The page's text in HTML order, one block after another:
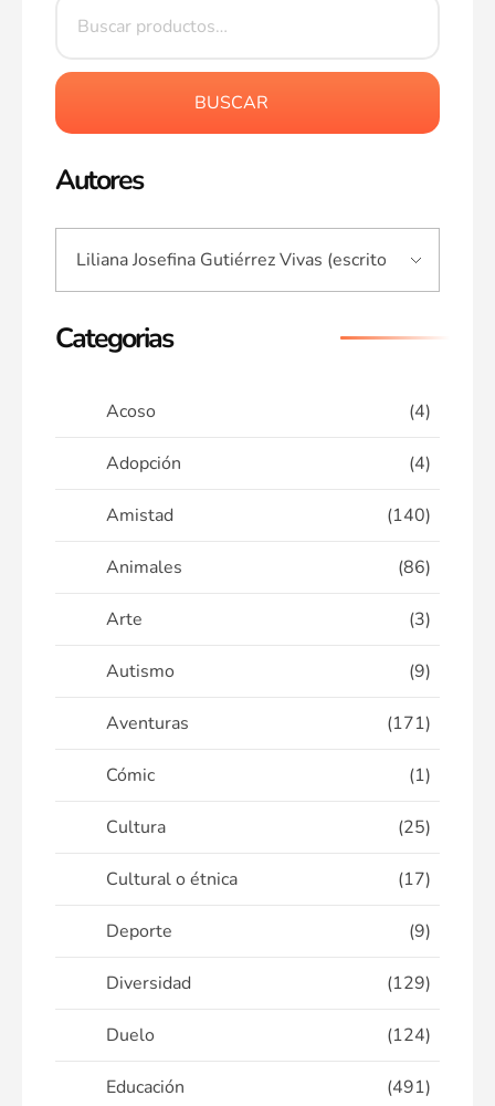
BUSCAR
Autores
Categorias
Acoso (4)
Adopción (4)
Amistad (140)
Animales (86)
Arte (3)
Autismo (9)
Aventuras (171)
Cómic (1)
Cultura (25)
Cultural o étnica (17)
Deporte (9)
Diversidad (129)
Duelo (124)
Educación (491)